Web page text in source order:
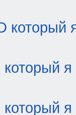
который
я
я